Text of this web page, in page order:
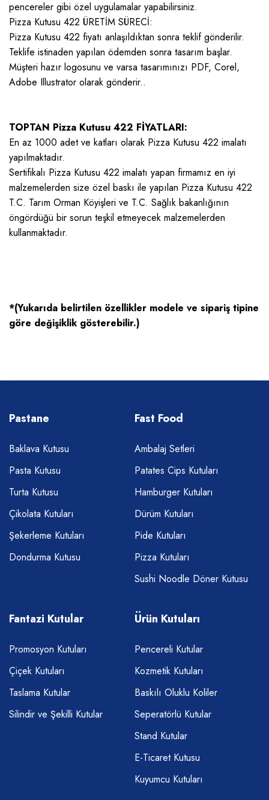
pencereler gibi özel uygulamalar yapabilirsiniz.
Pizza Kutusu 422 ÜRETİM SÜRECİ:
Pizza Kutusu 422 fiyatı anlaşıldıktan sonra teklif gönderilir.
Teklife istinaden yapılan ödemden sonra tasarım başlar.
Müşteri hazır logosunu ve varsa tasarımınızı PDF, Corel,
Adobe Illustrator olarak gönderir..
TOPTAN Pizza Kutusu 422 FİYATLARI:
En az 1000 adet ve katları olarak Pizza Kutusu 422 imalatı
yapılmaktadır.
Sertifikalı Pizza Kutusu 422 imalatı yapan firmamız en iyi
malzemelerden size özel baskı ile yapılan Pizza Kutusu 422
T.C. Tarım Orman Köyişleri ve T.C. Sağlık bakanlığının
öngördüğü bir sorun teşkil etmeyecek malzemelerden
kullanmaktadır.
*(Yukarıda belirtilen özellikler modele ve sipariş tipine
göre değişiklik gösterebilir.)
Pastane
Baklava Kutusu
Pasta Kutusu
Turta Kutusu
Çikolata Kutuları
Şekerleme Kutuları
Dondurma Kutusu
Fast Food
Ambalaj Setleri
Patates Cips Kutuları
Hamburger Kutuları
Dürüm Kutuları
Pide Kutuları
Pizza Kutuları
Sushi Noodle Döner Kutusu
Fantazi Kutular
Promosyon Kutuları
Çiçek Kutuları
Taslama Kutular
Silindir ve Şekilli Kutular
Ürün Kutuları
Pencereli Kutular
Kozmetik Kutuları
Baskılı Oluklu Koliler
Seperatörlü Kutular
Stand Kutular
E-Ticaret Kutusu
Kuyumcu Kutuları